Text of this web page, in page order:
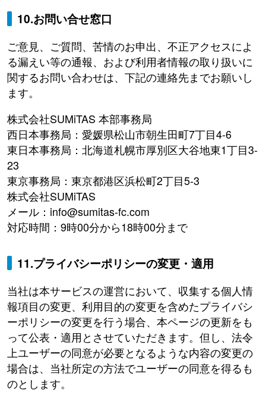
10.お問い合せ窓口
ご意見、ご質問、苦情のお申出、不正アクセスによ
る漏えい等の通報、および利用者情報の取り扱いに
関するお問い合わせは、下記の連絡先までお願いし
ます。
株式会社SUMiTAS 本部事務局
西日本事務局：愛媛県松山市朝生田町7丁目4-6
東日本事務局：北海道札幌市厚別区大谷地東1丁目3-
23
東京事務局：東京都港区浜松町2丁目5-3
株式会社SUMiTAS
メール：info@sumitas-fc.com
対応時間：9時00分から18時00分まで
11.プライバシーポリシーの変更・適用
当社は本サービスの運営において、収集する個人情
報項目の変更、利用目的の変更を含めたプライバシ
ーポリシーの変更を行う場合、本ページの更新をも
って公表・適用とさせていただきます。但し、法令
上ユーザーの同意が必要となるような内容の変更の
場合は、当社所定の方法でユーザーの同意を得るも
のとします。